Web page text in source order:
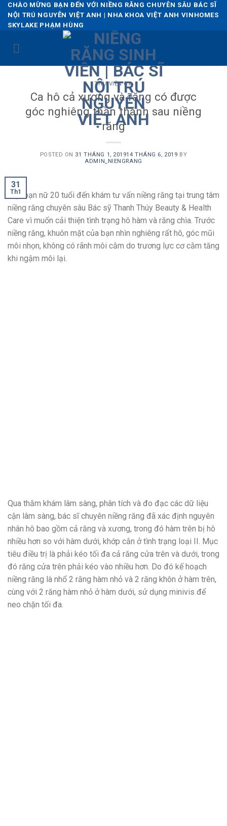
Skip
content
CHÀO MỪNG BẠN ĐẾN VỚI NIỀNG RĂNG CHUYÊN SÂU BÁC SĨ
NỘI TRÚ NGUYỄN VIỆT ANH | NHA KHOA VIỆT ANH VINHOMES
SKYLAKE PHẠM HÙNG
THƯ VIỆN CA
Ca hô cả xương và răng có được
góc nghiêng thần thánh sau niềng
răng
POSTED ON 31 THÁNG 1, 201914 THÁNG 6, 2019 BY
ADMIN_NIENGRANG
31
Th1
Một bạn nữ 20 tuổi đến khám tư vấn niềng răng tại trung tâm
niềng răng chuyên sâu Bác sỹ Thanh Thúy Beauty & Health
Care vì muốn cải thiện tình trạng hô hàm và răng chìa. Trước
niềng răng, khuôn mặt của bạn nhìn nghiêng rất hô, góc mũi
môi nhọn, không có rãnh môi cằm do trương lực cơ cằm tăng
khi ngậm môi lại.
Qua thăm khám lâm sàng, phân tích và đo đạc các dữ liệu
cận lâm sàng, bác sĩ chuyên niềng răng đã xác định nguyên
nhân hô bao gồm cả răng và xương, trong đó hàm trên bị hô
nhiều hơn so với hàm dưới, khớp cắn ở tình trạng loại II. Mục
tiêu điều trị là phải kéo tối đa cả răng cửa trên và dưới, trong
đó răng cửa trên phải kéo vào nhiều hơn. Do đó kế hoạch
niềng răng là nhổ 2 răng hàm nhỏ và 2 răng khôn ở hàm trên,
cùng với 2 răng hàm nhỏ ở hàm dưới, sử dụng minivis để
neo chặn tối đa.